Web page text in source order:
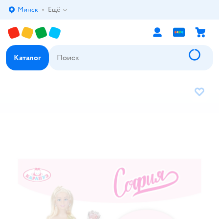
Выбор адреса доставки.
Минск Ещё
Каталог
В